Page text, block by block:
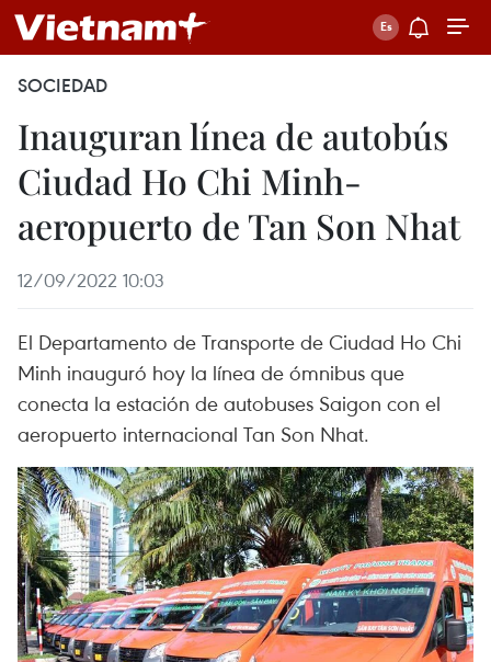
SOCIEDAD
Inauguran línea de autobús
Ciudad Ho Chi Minh-
aeropuerto de Tan Son Nhat
12/09/2022 10:03
El Departamento de Transporte de Ciudad Ho Chi
Minh inauguró hoy la línea de ómnibus que
conecta la estación de autobuses Saigon con el
aeropuerto internacional Tan Son Nhat.